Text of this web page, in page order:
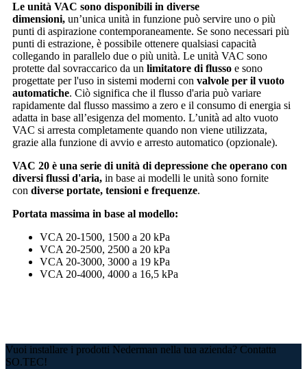
Le unità VAC sono disponibili in diverse
dimensioni, un’unica unità in funzione può servire uno o più
punti di aspirazione contemporaneamente. Se sono necessari più
punti di estrazione, è possibile ottenere qualsiasi capacità
collegando in parallelo due o più unità. Le unità VAC sono
protette dal sovraccarico da un limitatore di flusso e sono
progettate per l'uso in sistemi moderni con valvole per il vuoto
automatiche. Ciò significa che il flusso d'aria può variare
rapidamente dal flusso massimo a zero e il consumo di energia si
adatta in base all’esigenza del momento. L’unità ad alto vuoto
VAC si arresta completamente quando non viene utilizzata,
grazie alla funzione di avvio e arresto automatico (opzionale).
VAC 20 è una serie di unità di depressione che operano con
diversi flussi d'aria, in base ai modelli le unità sono fornite
con diverse portate, tensioni e frequenze.
Portata massima in base al modello:
VCA 20-1500, 1500 a 20 kPa
VCA 20-2500, 2500 a 20 kPa
VCA 20-3000, 3000 a 19 kPa
VCA 20-4000, 4000 a 16,5 kPa
Vuoi installare i prodotti Nederman nella tua azienda? Contatta
SO.TEC!